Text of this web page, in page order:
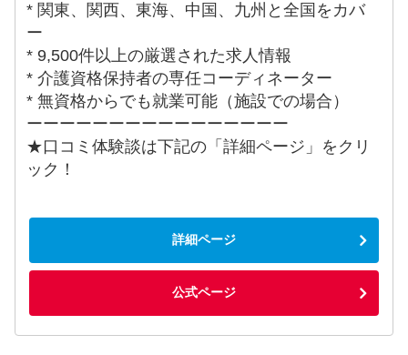
* 関東、関西、東海、中国、九州と全国をカバ
ー
* 9,500件以上の厳選された求人情報
* 介護資格保持者の専任コーディネーター
* 無資格からでも就業可能（施設での場合）
ーーーーーーーーーーーーーーーー
★口コミ体験談は下記の「詳細ページ」をクリ
ック！
詳細ページ
公式ページ